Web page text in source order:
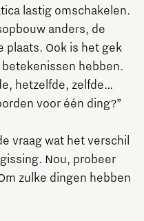
lastig omschakelen.
anders, de
plaats. Ook is het gek
hebben.
hetzelfde, zelfde…
voor één ding?”
vraag wat het verschil
Nou, probeer
zulke dingen hebben